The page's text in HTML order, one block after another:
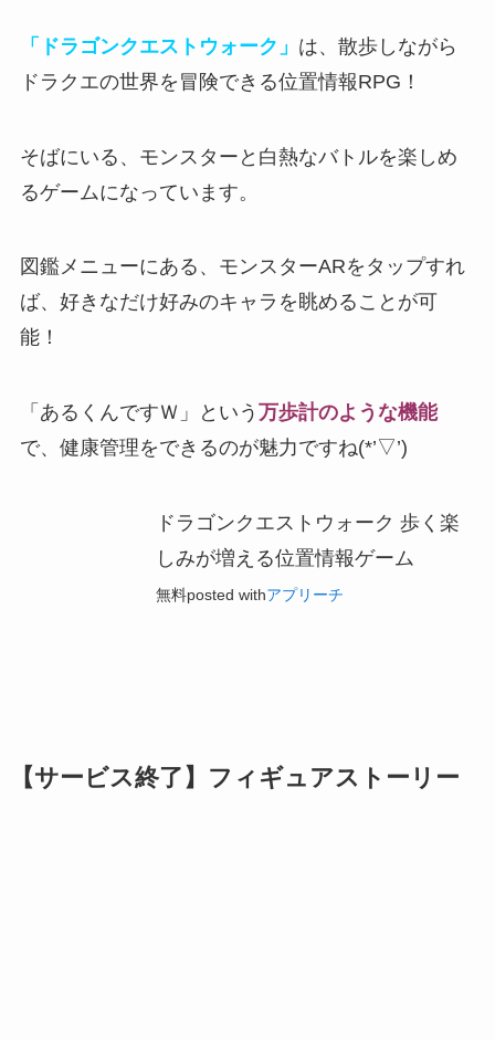
「ドラゴンクエストウォーク」 は、散歩しながら
ドラクエの世界を冒険できる位置情報RPG！
そばにいる、モンスターと白熱なバトルを楽しめ
るゲームになっています。
図鑑メニューにある、 モンスターARをタップすれ
ば、好きなだけ好みのキャラを眺めることが可
能！
「あるくんですＷ」という 万歩計のような機能
で、健康管理をできるのが魅力ですね(*’▽’)
ドラゴンクエストウォーク 歩く楽
しみが増える位置情報ゲーム
無料posted withアプリーチ
【サービス終了】フィギュアストーリー